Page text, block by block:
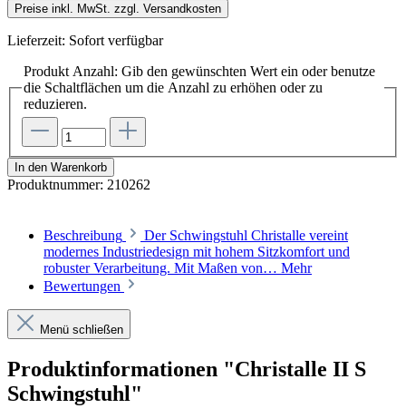
Preise inkl. MwSt. zzgl. Versandkosten
Lieferzeit: Sofort verfügbar
Produkt Anzahl: Gib den gewünschten Wert ein oder benutze
die Schaltflächen um die Anzahl zu erhöhen oder zu
reduzieren.
In den Warenkorb
Produktnummer: 210262
Beschreibung
Der Schwingstuhl Christalle vereint
modernes Industriedesign mit hohem Sitzkomfort und
robuster Verarbeitung. Mit Maßen von… Mehr
Bewertungen
Menü schließen
Produktinformationen "Christalle II S
Schwingstuhl"